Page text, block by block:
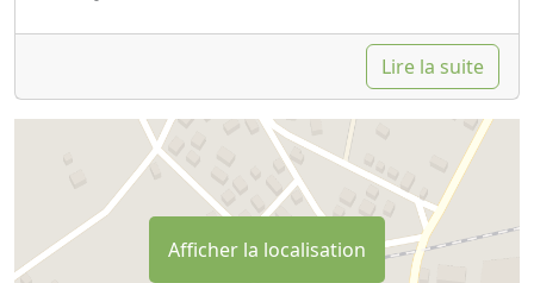
Lire la suite
Afficher la localisation